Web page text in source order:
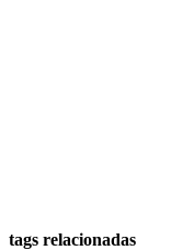
tags relacionadas